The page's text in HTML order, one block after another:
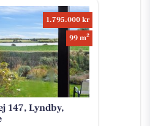
1.795.000 kr
99 m2
147, Lyndby,